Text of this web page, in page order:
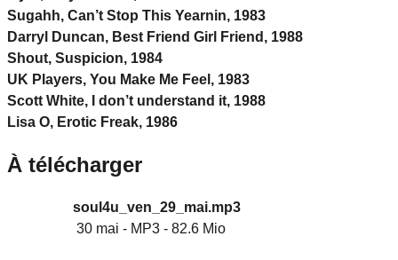
Sugahh, Can’t Stop This Yearnin, 1983
Darryl Duncan, Best Friend Girl Friend, 1988
Shout, Suspicion, 1984
UK Players, You Make Me Feel, 1983
Scott White, I don’t understand it, 1988
Lisa O, Erotic Freak, 1986
À télécharger
soul4u_ven_29_mai.mp3
30 mai - MP3 - 82.6 Mio